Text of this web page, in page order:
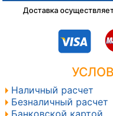
Доставка
Наличный расчет
Безналичный расчет
Банковской картой